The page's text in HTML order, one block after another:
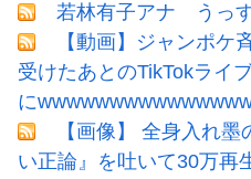
若林有子アナ うっ
【動画】ジャンポケ
受けたあとのTikTokライ
に
【画像】 全身入れ
い正論』を吐いて30万再